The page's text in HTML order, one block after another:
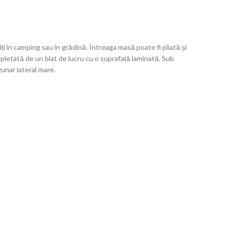
camping sau în grădină. Întreaga masă poate fi pliată și
de un blat de lucru cu o suprafață laminată. Sub
lateral mare.